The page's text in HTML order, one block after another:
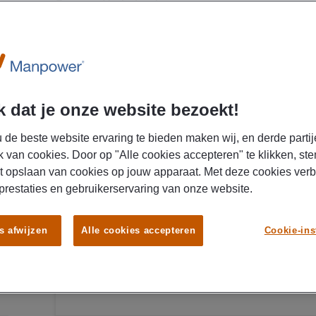
Emmen, Nederland
Specialisatie: Productie
04/08/2026
Manpower
Productiemedewerker avond
€ 14,00 - € 15,00 Per uur
Emmen Parttime VMBO /
👁️ Werk jij nauwkeurig en haal je voldoening uit
productiemedewerker zorg je ervoor dat
strengste kwaliteitseisen voldoen. Verdien €
dat je onze website bezoekt!
de beste website ervaring te bieden maken wij, en derde
van cookies. Door op "Alle cookies accepteren" te klikken,
opslaan van cookies op jouw apparaat. Met deze cookies
en gebruikerservaring van onze website.
Cookie-
afwijzen Alle cookies accepteren